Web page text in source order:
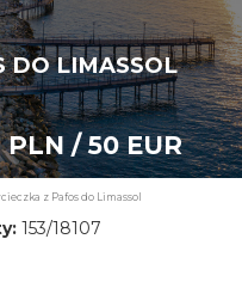
DO LIMASSOL
PLN / 50 EUR
z Pafos do Limassol
153/18107